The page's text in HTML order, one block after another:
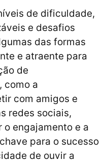
de dificuldade,
e desafios
das formas
e atraente para
de
como a
com amigos e
redes sociais,
engajamento e a
para o sucesso
de ouvir a